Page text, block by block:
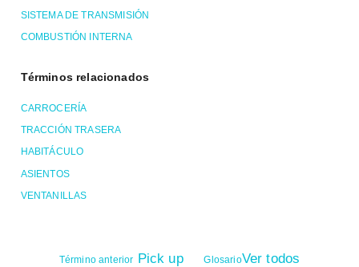
SISTEMA DE TRANSMISIÓN
COMBUSTIÓN INTERNA
Términos relacionados
CARROCERÍA
TRACCIÓN TRASERA
HABITÁCULO
ASIENTOS
VENTANILLAS
Término anterior Pick up GlosarioVer todos